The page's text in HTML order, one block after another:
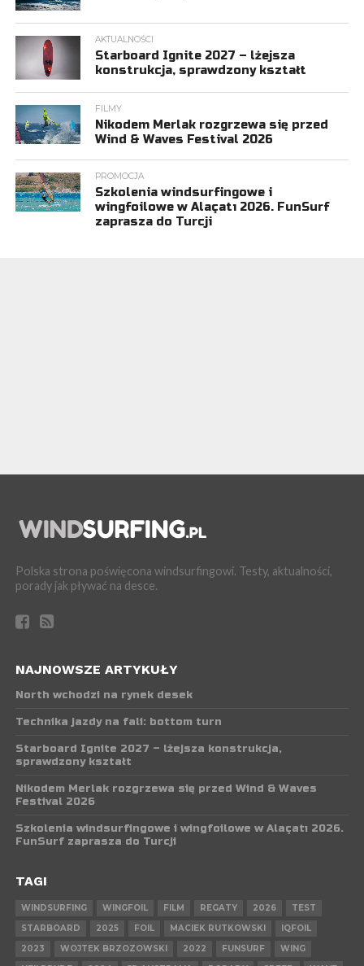
AKTUALNOŚCI
Starboard Ignite 2027 – lżejsza
konstrukcja, sprawdzony kształt
FILMY
Nikodem Merlak rozgrzewa się przed
Wind & Waves Festival 2026
PROMOCJA
Szkolenia windsurfingowe i
wingfoilowe w Alaçatı 2026. FunSurf
zaprasza do Turcji
Polska strona poświęcona windsurfingowi. Testy, aktualności,
porady jak pływać na desce.
NAJNOWSZE ARTYKUŁY
North wchodzi na rynek desek
Technika jazdy na fali: bottom turn
Starboard Ignite 2027 – lżejsza konstrukcja,
sprawdzony kształt
Nikodem Merlak rozgrzewa się przed Wind & Waves
Festival 2026
Szkolenia windsurfingowe i wingfoilowe w Alaçatı 2026.
FunSurf zaprasza do Turcji
TAGI
WINDSURFING WINGFOIL FILM REGATY 2026
TEST
STARBOARD
2025 FOIL MACIEK RUTKOWSKI
IQFOIL
2023
WOJTEK BRZOZOWSKI 2022 FUNSURF
WING